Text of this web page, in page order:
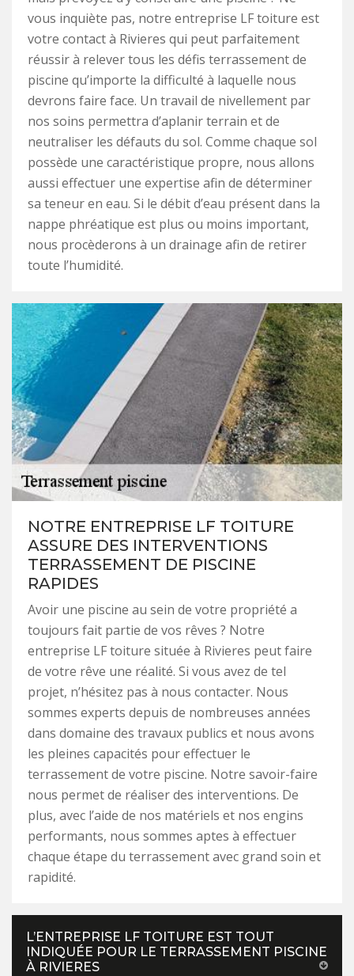
vous inquiète pas, notre entreprise LF toiture est
votre contact à Rivieres qui peut parfaitement
réussir à relever tous les défis terrassement de
piscine qu’importe la difficulté à laquelle nous
devrons faire face. Un travail de nivellement par
nos soins permettra d’aplanir terrain et de
neutraliser les défauts du sol. Comme chaque sol
possède une caractéristique propre, nous allons
aussi effectuer une expertise afin de déterminer
sa teneur en eau. Si le débit d’eau présent dans la
nappe phréatique est plus ou moins important,
nous procèderons à un drainage afin de retirer
toute l’humidité.
NOTRE ENTREPRISE LF TOITURE
ASSURE DES INTERVENTIONS
TERRASSEMENT DE PISCINE
RAPIDES
Avoir une piscine au sein de votre propriété a
toujours fait partie de vos rêves ? Notre
entreprise LF toiture située à Rivieres peut faire
de votre rêve une réalité. Si vous avez de tel
projet, n’hésitez pas à nous contacter. Nous
sommes experts depuis de nombreuses années
dans domaine des travaux publics et nous avons
les pleines capacités pour effectuer le
terrassement de votre piscine. Notre savoir-faire
nous permet de réaliser des interventions. De
plus, avec l’aide de nos matériels et nos engins
performants, nous sommes aptes à effectuer
chaque étape du terrassement avec grand soin et
rapidité.
L’ENTREPRISE LF TOITURE EST TOUT
INDIQUÉE POUR LE TERRASSEMENT PISCINE
À RIVIERES